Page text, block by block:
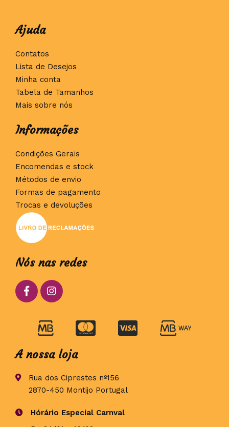
Ajuda
Contatos
Lista de Desejos
Minha conta
Tabela de Tamanhos
Mais sobre nós
Informações
Condições Gerais
Encomendas e stock
Métodos de envio
Formas de pagamento
Trocas e devoluções
Nós nas redes
A nossa loja
Rua dos Ciprestes nº156
2870-450 Montijo Portugal
Hórário Especial Carnval